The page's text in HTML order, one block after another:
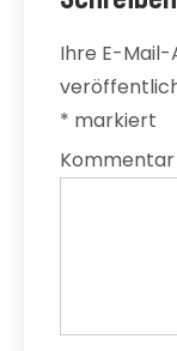
Ihre E-
* markiert
Kommentar